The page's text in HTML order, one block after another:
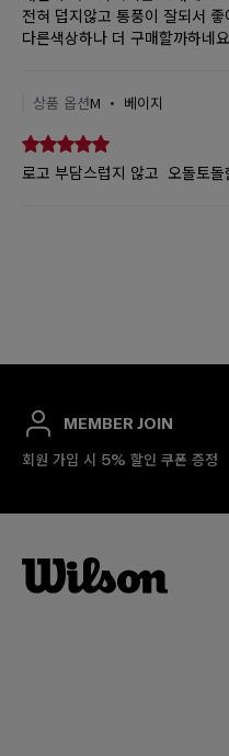
MEMBER JOIN
회원 가입 시 5% 할인 쿠폰 증정